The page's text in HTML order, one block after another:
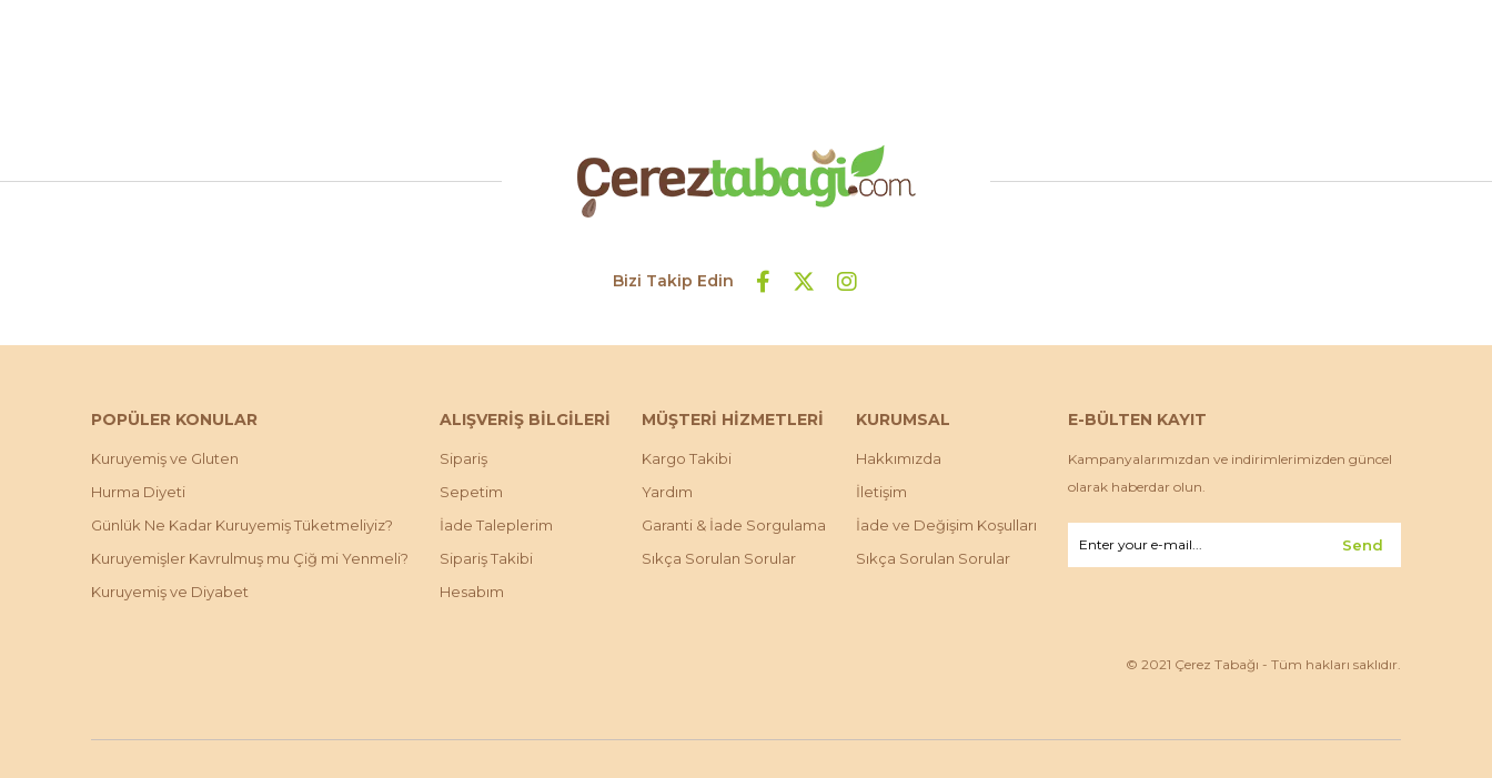
Bizi Takip Edin
POPÜLER KONULAR
Kuruyemiş ve Gluten
Hurma Diyeti
Günlük Ne Kadar Kuruyemiş Tüketmeliyiz?
Kuruyemişler Kavrulmuş mu Çiğ mi Yenmeli?
Kuruyemiş ve Diyabet
ALIŞVERİŞ BİLGİLERİ
Sipariş
Sepetim
İade Taleplerim
Sipariş Takibi
Hesabım
MÜŞTERİ HİZMETLERİ
Kargo Takibi
Yardım
Garanti & İade Sorgulama
Sıkça Sorulan Sorular
KURUMSAL
Hakkımızda
İletişim
İade ve Değişim Koşulları
Sıkça Sorulan Sorular
E-BÜLTEN KAYIT
Kampanyalarımızdan ve indirimlerimizden güncel
olarak haberdar olun.
Send
© 2021 Çerez Tabağı - Tüm hakları saklıdır.